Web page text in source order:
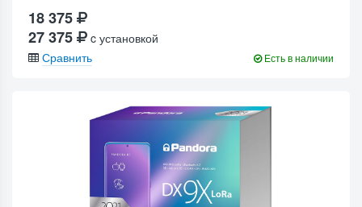
18 375
27 375
c установкой
Сравнить
Есть в наличии